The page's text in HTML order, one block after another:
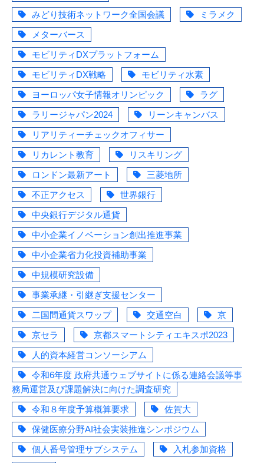
みどり技術ネットワーク全国会議
ミラメク
メターバース
モビリティDXプラットフォーム
モビリティDX戦略
モビリティ水素
ヨーロッパ女子情報オリンピック
ラグ
ラリージャパン2024
リーンキャンバス
リアリティーチェックオフィサー
リカレント教育
リスキリング
ロンドン最新アート
三菱地所
不正アクセス
世界銀行
中央銀行デジタル通貨
中小企業イノベーション創出推進事業
中小企業省力化投資補助事業
中規模研究設備
事業承継・引継ぎ支援センター
二国間通貨スワップ
交通空白
京
京セラ
京都スマートシティエキスポ2023
人的資本経営コンソーシアム
令和6年度 政府共通ウェブサイトに係る連絡会議等事
務局運営及び課題解決に向けた調査研究
令和８年度予算概算要求
佐賀大
保健医療分野AI社会実装推進シンポジウム
個人番号管理サブシステム
入札参加資格